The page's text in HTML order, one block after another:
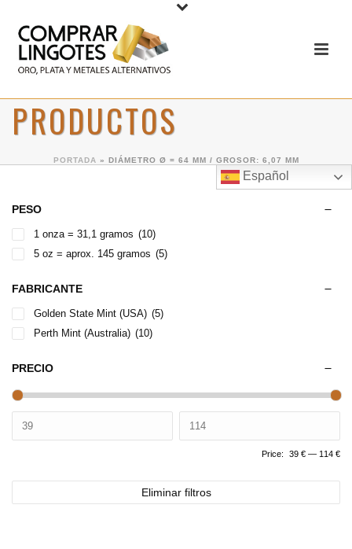
PRODUCTOS
PORTADA » DIÁMETRO Ø = 64 MM / GROSOR: 6,07 MM
Español
PESO
1 onza = 31,1 gramos (10)
5 oz = aprox. 145 gramos (5)
FABRICANTE
Golden State Mint (USA) (5)
Perth Mint (Australia) (10)
PRECIO
Price: 39 € — 114 €
Eliminar filtros